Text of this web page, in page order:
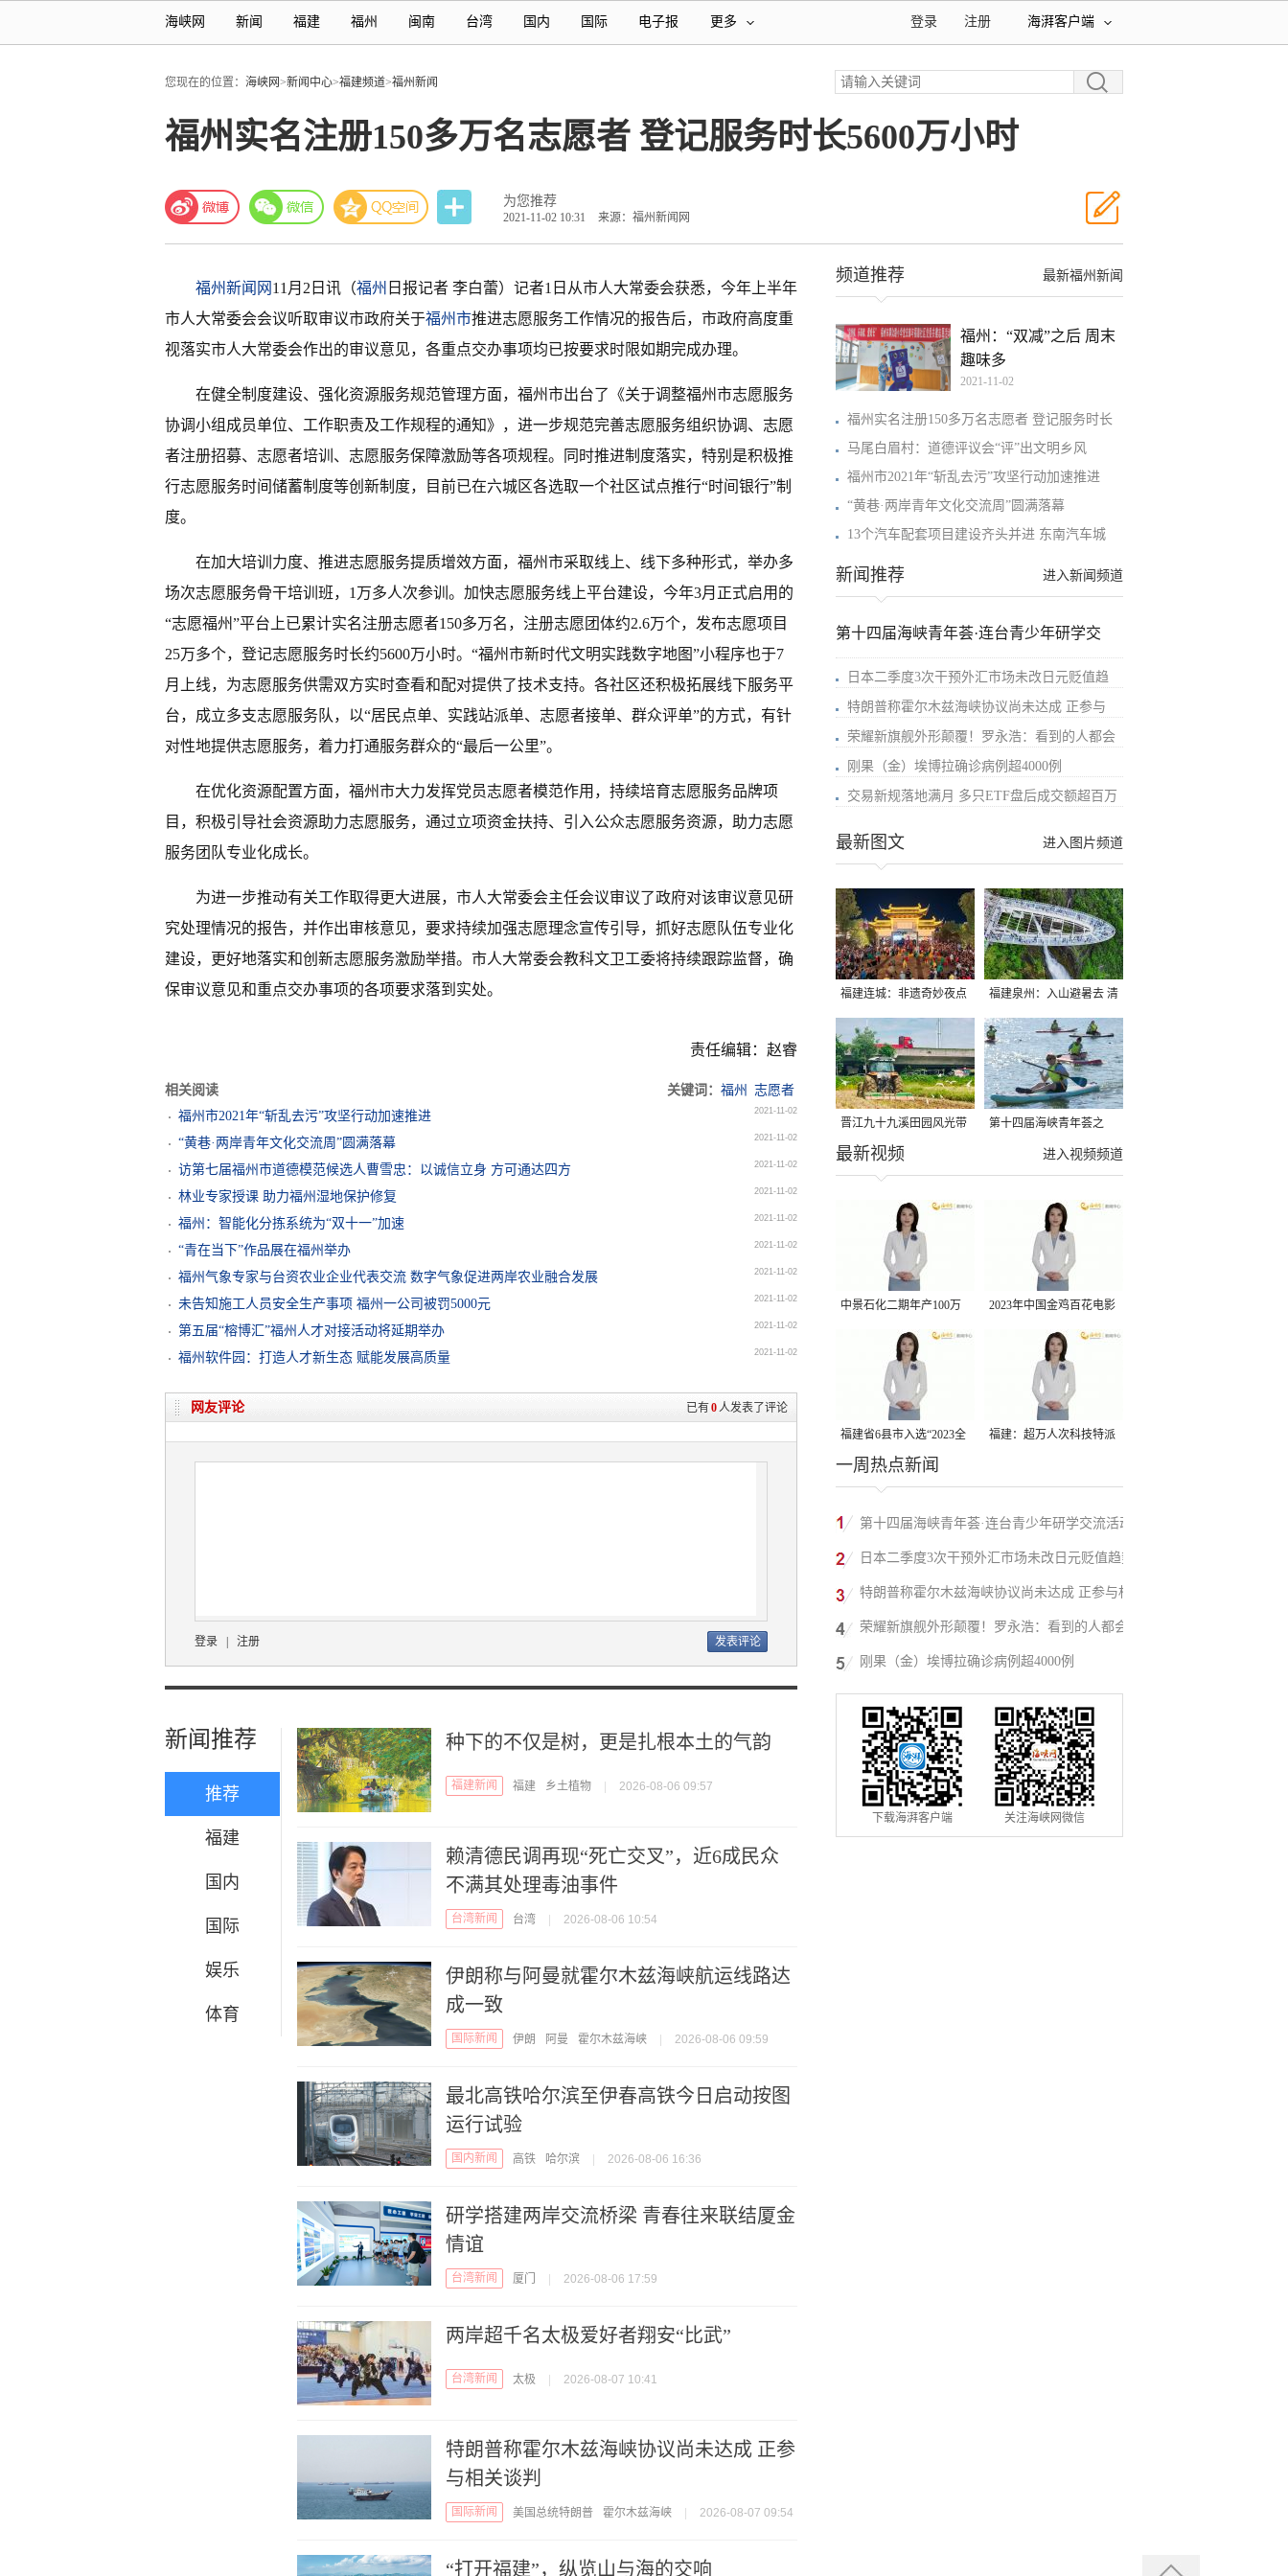
海峡网 新闻 福建 福州 闽南 台湾 国内 国际 电子报 更多 海湃客户端
注册
登录
您现在的位置： 海峡网>新闻中心>福建频道>福州新闻
福州实名注册150多万名志愿者 登记服务时长5600万小时
为您推荐
2021-11-02 10:31 来源：福州新闻网
福州新闻网 11月2日讯（福州 日报记者 李白蕾）记者1日从市人大常委会获悉，今年上半年
市人大常委会会议听取审议市政府关于福州市推进志愿服务工作情况的报告后，市政府高度重
视落实市人大常委会作出的审议意见，各重点交办事项均已按要求时限如期完成办理。
在健全制度建设、强化资源服务规范管理方面，福州市出台了《关于调整福州市志愿服务
协调小组成员单位、工作职责及工作规程的通知》，进一步规范完善志愿服务组织协调、志愿
者注册招募、志愿者培训、志愿服务保障激励等各项规程。同时推进制度落实，特别是积极推
行志愿服务时间储蓄制度等创新制度，目前已在六城区各选取一个社区试点推行“时间银行”制
度。
在加大培训力度、推进志愿服务提质增效方面，福州市采取线上、线下多种形式，举办多
场次志愿服务骨干培训班，1万多人次参训。加快志愿服务线上平台建设，今年3月正式启用的
“志愿福州”平台上已累计实名注册志愿者150多万名，注册志愿团体约2.6万个，发布志愿项目
25万多个，登记志愿服务时长约5600万小时。“福州市新时代文明实践数字地图”小程序也于7
月上线，为志愿服务供需双方实时查看和配对提供了技术支持。各社区还积极拓展线下服务平
台，成立多支志愿服务队，以“居民点单、实践站派单、志愿者接单、群众评单”的方式，有针
对性地提供志愿服务，着力打通服务群众的“最后一公里”。
在优化资源配置方面，福州市大力发挥党员志愿者模范作用，持续培育志愿服务品牌项
目，积极引导社会资源助力志愿服务，通过立项资金扶持、引入公众志愿服务资源，助力志愿
服务团队专业化成长。
为进一步推动有关工作取得更大进展，市人大常委会主任会议审议了政府对该审议意见研
究处理情况的报告，并作出审核意见，要求持续加强志愿理念宣传引导，抓好志愿队伍专业化
建设，更好地落实和创新志愿服务激励举措。市人大常委会教科文卫工委将持续跟踪监督，确
保审议意见和重点交办事项的各项要求落到实处。
责任编辑：赵睿
相关阅读 关键词： 福州
志愿者
福州市2021年“斩乱去污”攻坚行动加速推进
2021-11-02
“黄巷·两岸青年文化交流周”圆满落幕 2021-11-02
访第七届福州市道德模范候选人曹雪忠：以诚信立身 方可通达四方 2021-11-02
林业专家授课 助力福州湿地保护修复 2021-11-02
福州：智能化分拣系统为“双十一”加速 2021-11-02
“青在当下”作品展在福州举办 2021-11-02
福州气象专家与台资农业企业代表交流 数字气象促进两岸农业融合发展 2021-11-02
未告知施工人员安全生产事项 福州一公司被罚5000元 2021-11-02
第五届“榕博汇”福州人才对接活动将延期举办 2021-11-02
福州软件园：打造人才新生态 赋能发展高质量 2021-11-02
已有0人发表了评论
网友评论
登录 注册
新闻推荐
推荐
福建
国内
国际
娱乐
体育
种下的不仅是树，更是扎根本土的气韵
福建新闻 福建 乡土植物 2026-08-06 09:57
赖清德民调再现“死亡交叉”，近6成民众
不满其处理毒油事件
台湾新闻 台湾 2026-08-06 10:54
伊朗称与阿曼就霍尔木兹海峡航运线路达
成一致
国际新闻 伊朗 阿曼 霍尔木兹海峡 2026-08-06 09:59
最北高铁哈尔滨至伊春高铁今日启动按图
运行试验
国内新闻 高铁 哈尔滨 2026-08-06 16:36
研学搭建两岸交流桥梁 青春往来联结厦金
情谊
台湾新闻 厦门 2026-08-06 17:59
两岸超千名太极爱好者翔安“比武”
台湾新闻 太极 2026-08-07 10:41
特朗普称霍尔木兹海峡协议尚未达成 正参
与相关谈判
国际新闻 美国总统特朗普 霍尔木兹海峡 2026-08-07 09:54
“打开福建”，纵览山与海的交响
最新福州新闻
频道推荐
福州：“双减”之后 周末
趣味多
2021-11-02
福州实名注册150多万名志愿者 登记服务时长
马尾白眉村：道德评议会“评”出文明乡风
福州市2021年“斩乱去污”攻坚行动加速推进
“黄巷·两岸青年文化交流周”圆满落幕
13个汽车配套项目建设齐头并进 东南汽车城
进入新闻频道
新闻推荐
第十四届海峡青年荟·连台青少年研学交
日本二季度3次干预外汇市场未改日元贬值趋
特朗普称霍尔木兹海峡协议尚未达成 正参与
荣耀新旗舰外形颠覆！罗永浩：看到的人都会
刚果（金）埃博拉确诊病例超4000例
交易新规落地满月 多只ETF盘后成交额超百万
进入图片频道
最新图文
福建连城：非遗奇妙夜点
亮夏夜
福建泉州：入山避暑去 清
凉好惬意
晋江九十九溪田园风光带
千亩早稻迎来成熟收割季
第十四届海峡青年荟之
2026榕台青年大学生水上
进入视频频道
最新视频
中景石化二期年产100万
吨丙烷脱氢项目建成中交
2023年中国金鸡百花电影
节有福电影巡展31日启动
福建省6县市入选“2023全
国县域发展潜力百强县”
福建：超万人次科技特派
一周热点新闻
第十四届海峡青年荟·连台青少年研学交流活动
在福州启航
日本二季度3次干预外汇市场未改日元贬值趋势
特朗普称霍尔木兹海峡协议尚未达成 正参与相
关谈判
荣耀新旗舰外形颠覆！罗永浩：看到的人都会
吃惊
刚果（金）埃博拉确诊病例超4000例
下载海湃客户端 关注海峡网微信